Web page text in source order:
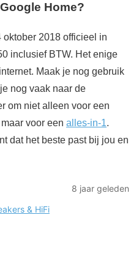
Home?
2018 officieel in
inclusief BTW. Het enige
Maak je nog gebruik
nog vaak naar de
om niet alleen voor een
voor een alles-in-1.
dat het beste past bij jou en
8 jaar geleden
& HiFi